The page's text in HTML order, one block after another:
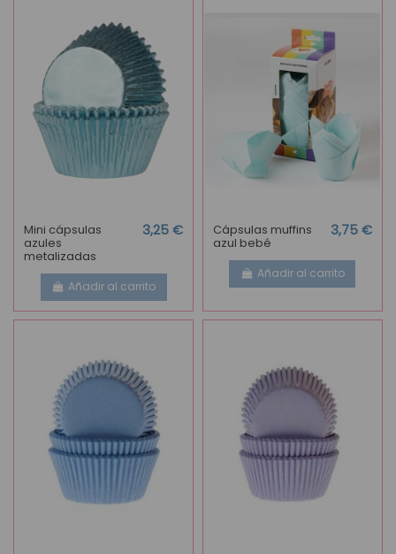
Mini cápsulas
azules
metalizadas
3,25 €
Añadir al carrito
Cápsulas muffins
azul bebé
3,75 €
Añadir al carrito